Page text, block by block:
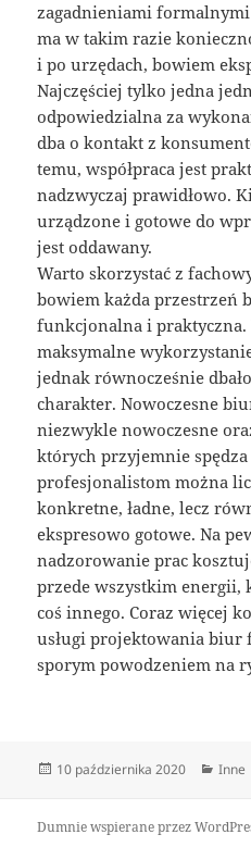
zagadnieniami
ma w takim razie
i po urzędach, bowiem
Najczęściej tylko jedna
odpowiedzialna za
dba o kontakt z
temu, współpraca jest
nadzwyczaj prawidłowo.
urządzone i gotowe do
jest oddawany.
Warto skorzystać z
bowiem każda przestrzeń
funkcjonalna i
maksymalne
jednak równocześnie
charakter. Nowoczesne
niezwykle nowoczesne
których przyjemnie spędza
profesjonalistom można
konkretne, ładne, lecz
ekspresowo gotowe. Na
nadzorowanie prac
przede wszystkim energii,
coś innego. Coraz więcej
usługi projektowania biur
sporym powodzeniem na
Data
10 października 2020 Inne
Dumnie wspierane przez